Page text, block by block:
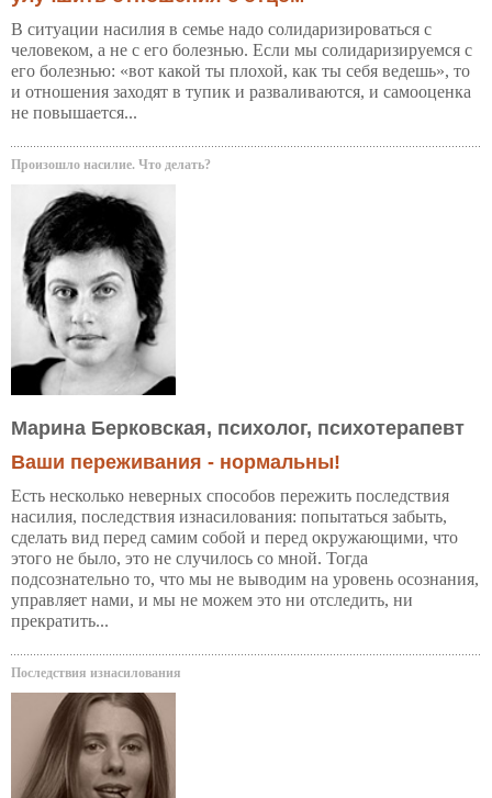
В ситуации насилия в семье надо солидаризироваться с
человеком, а не с его болезнью. Если мы солидаризируемся с
его болезнью: «вот какой ты плохой, как ты себя ведешь», то
и отношения заходят в тупик и разваливаются, и самооценка
не повышается...
Произошло насилие. Что делать?
Марина Берковская, психолог, психотерапевт
Ваши переживания - нормальны!
Есть несколько неверных способов пережить последствия
насилия, последствия изнасилования: попытаться забыть,
сделать вид перед самим собой и перед окружающими, что
этого не было, это не случилось со мной. Тогда
подсознательно то, что мы не выводим на уровень осознания,
управляет нами, и мы не можем это ни отследить, ни
прекратить...
Последствия изнасилования